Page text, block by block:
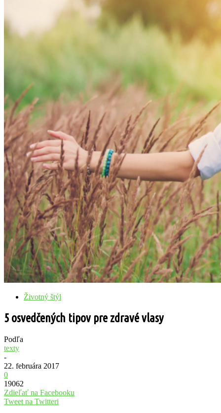
Životný štýl
5 osvedčených tipov pre zdravé vlasy
Podľa
texty
-
22. februára 2017
0
19062
Zdieľať na Facebooku
Tweet na Twitteri